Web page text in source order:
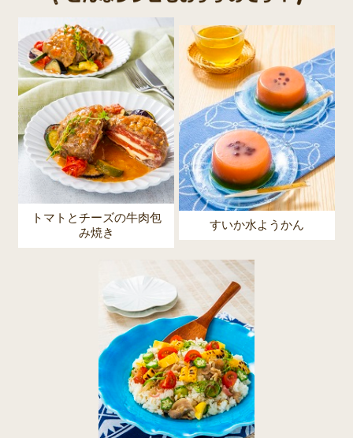
トマトとチーズの牛肉包
み焼き
すいか水ようかん